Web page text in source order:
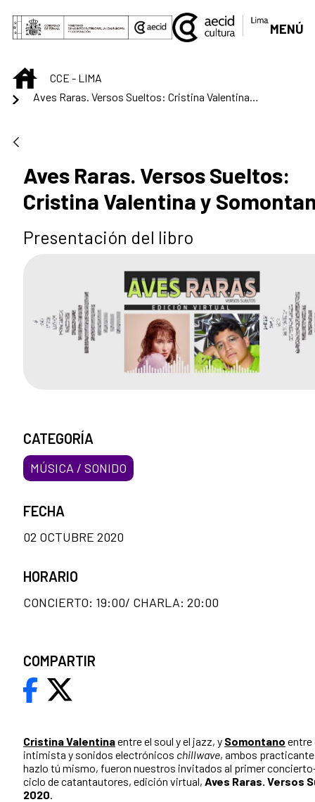
Saltar al contenido principal
MENÚ
INICIOCCE - LIMA
Aves Raras. Versos Sueltos: Cristina Valentina y Somontano
Aves Raras. Versos Sueltos:
Cristina Valentina y
Presentación del libro
Cristina Valentinaentre el soul y el jazz, y Somontano entre
intimista y sonidos electrónicos chillwave, ambos
hazlo tú mismo, fueron nuestros invitados al primer
ciclo de catantautores, edición virtual, Aves Raras. Versos
2020
CATEGORÍA
MÚSICA / SONIDO
FECHA
02 OCTUBRE 2020
HORARIO
CONCIERTO: 19:00/ CHARLA: 20:00
COMPARTIR